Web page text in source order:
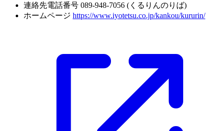
連絡先電話番号 089-948-7056 (くるりんのりば)
ホームページ https://www.iyotetsu.co.jp/kankou/kururin/